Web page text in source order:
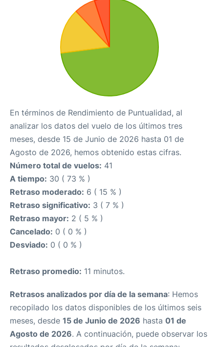
En términos de Rendimiento de Puntualidad, al
analizar los datos del vuelo de los últimos tres
meses, desde 15 de Junio de 2026 hasta 01 de
Agosto de 2026, hemos obtenido estas cifras.
Número total de vuelos: 41
A tiempo: 30 ( 73 % )
Retraso moderado: 6 ( 15 % )
Retraso significativo: 3 ( 7 % )
Retraso mayor: 2 ( 5 % )
Cancelado: 0 ( 0 % )
Desviado: 0 ( 0 % )
Retraso promedio: 11 minutos.
Retrasos analizados por día de la semana: Hemos
recopilado los datos disponibles de los últimos seis
meses, desde 15 de Junio de 2026 hasta 01 de
Agosto de 2026. A continuación, puede observar los